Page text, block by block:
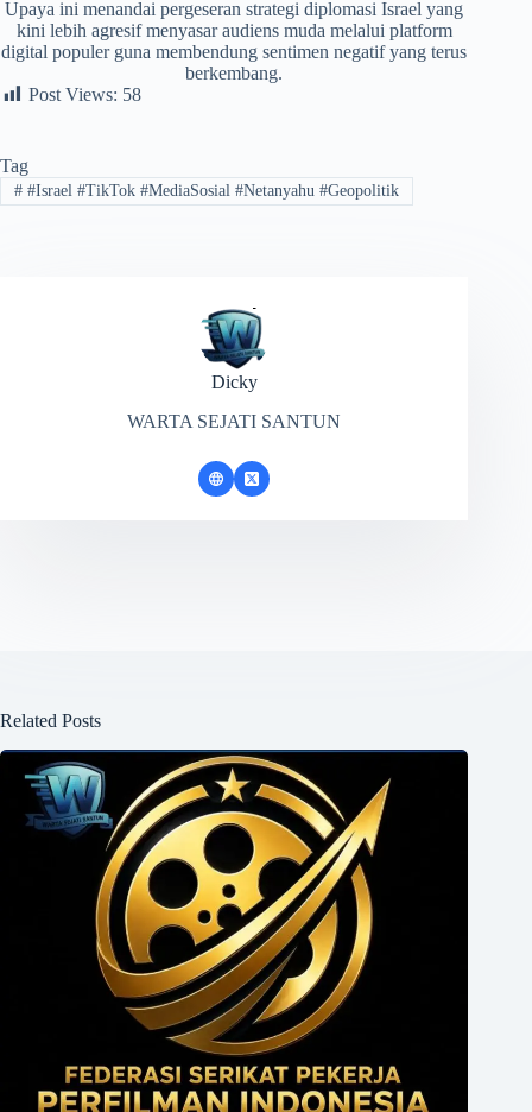
​Upaya ini menandai pergeseran strategi diplomasi Israel yang
kini lebih agresif menyasar audiens muda melalui platform
digital populer guna membendung sentimen negatif yang terus
berkembang.
Post Views: 58
Tag
#​#Israel #TikTok #MediaSosial #Netanyahu #Geopolitik
Dicky
WARTA SEJATI SANTUN
Related Posts